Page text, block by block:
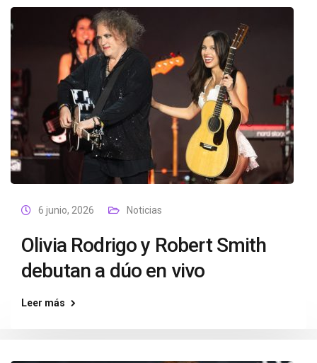
6 junio, 2026 Noticias
Olivia Rodrigo y Robert Smith
debutan a dúo en vivo
Leer más